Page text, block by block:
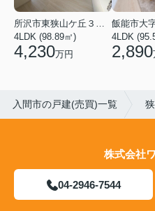
4LDK (98.89㎡)
4,230万円
飯能市大
4LDK
2,890
入間市の戸建(売買)一覧
株式会社
04-2946-7544